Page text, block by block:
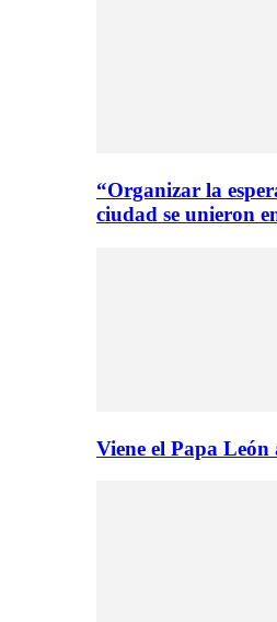
“Organizar la
ciudad se unieron
Viene el Papa